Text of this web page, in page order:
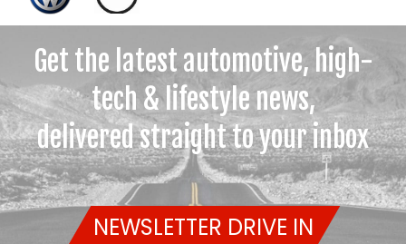
Get the latest automotive, high-
tech & lifestyle news,
delivered straight to your inbox
NEWSLETTER DRIVE IN